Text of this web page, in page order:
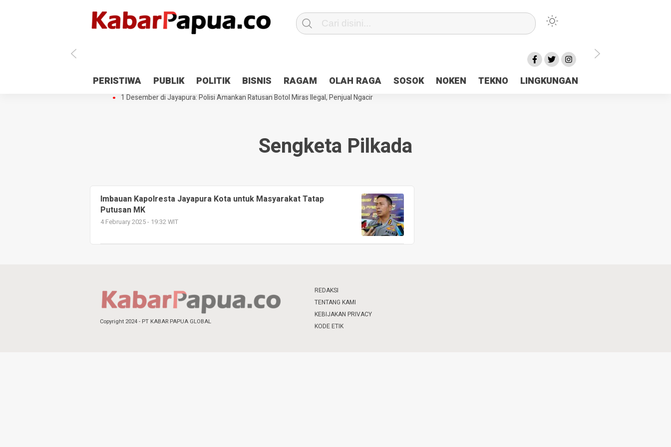
PERISTIWA PUBLIK POLITIK BISNIS RAGAM OLAH RAGA SOSOK NOKEN TEKNO LINGKUNGAN
Antisipasi 1 Desember, TNI Polri Patroli 2×24 jam di Kota Jayapura
Pesan Sejuk Polri di Deklarasi Pemilu Ceria Tanah Papua
Gedung Perpustakaan SMPN 5 Sentani Terbakar
Hibah Pilkada Jayapura Cair 10 Persen, Deposit Kas Daerah Rp23 Miliar Disorot
1 Desember di Jayapura: Polisi Amankan Ratusan Botol Miras Ilegal, Penjual Ngacir
Sengketa Pilkada
Imbauan Kapolresta Jayapura Kota untuk Masyarakat Tatap
Putusan MK
4 February 2025 - 19:32 WIT
Copyright 2024 - PT KABAR PAPUA GLOBAL
REDAKSI
TENTANG KAMI
KEBIJAKAN PRIVACY
KODE ETIK